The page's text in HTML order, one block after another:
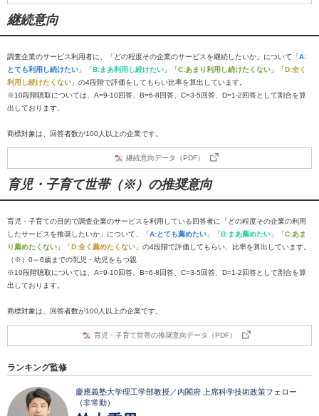
継続意向
調査企業のサービス利用者に、「どの程度その企業のサービスを継続したいか」について「A:
とても利用し続けたい 」「B:まあ利用し続けたい 」「C:あまり利用し続けたくない 」「D:全く
利用し続けたくない 」の4段階で評価をしてもらい比率を算出しています。
※10段階聴取については、A=9-10回答、B=6-8回答、C=3-5回答、D=1-2回答として割合を算
出しております。
商標対象は、回答者数が100人以上の企業です。
継続意向データ（PDF）
育児・子育て世帯（※）の推奨意向
育児・子育ての目的で調査企業のサービスを利用している回答者に「どの程度その企業の利用
したサービスを推奨したいか」について、「A:とても薦めたい 」「B:まあ薦めたい 」「C:あま
り薦めたくない 」「D:全く薦めたくない 」の4段階で評価してもらい、比率を算出しています。
（※）0～6歳までの乳児・幼児をもつ親
※10段階聴取については、A=9-10回答、B=6-8回答、C=3-5回答、D=1-2回答として割合を算
出しております。
商標対象は、回答者数が100人以上の企業です。
育児・子育て世帯の推奨意向データ（PDF）
ランキング監修
慶應義塾大学理工学部教授／内閣府 上席科学技術政策フェロー
（非常勤）